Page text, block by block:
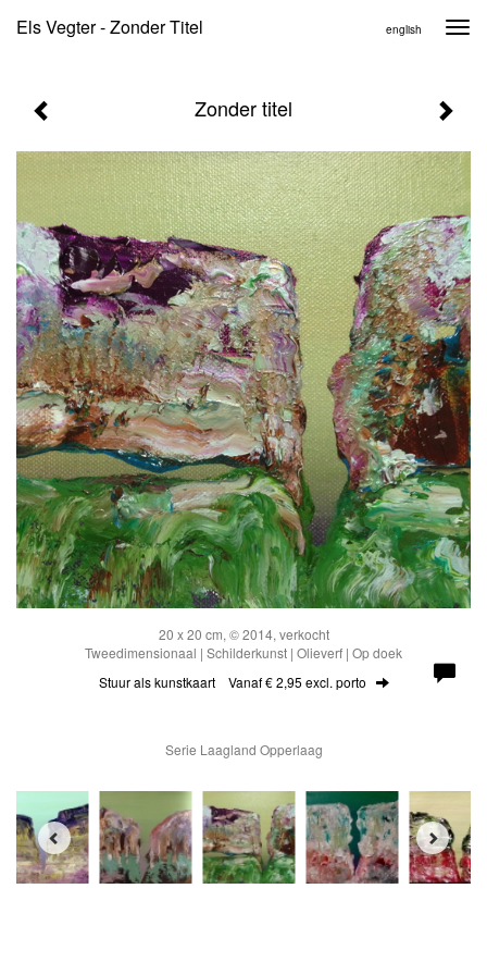
Els Vegter - Zonder Titel english
Zonder titel
20 x 20 cm, © 2014, verkocht
Tweedimensionaal | Schilderkunst | Olieverf | Op doek
Stuur als kunstkaart Vanaf € 2,95 excl. porto
Serie Laagland Opperlaag